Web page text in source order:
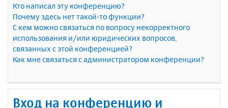
Кто написал эту конференцию?
Почему здесь нет такой-то функции?
С кем можно связаться по вопросу некорректного
использования и/или юридических вопросов,
связанных с этой конференцией?
Как мне связаться с администратором конференции?
Вход на конференцию и